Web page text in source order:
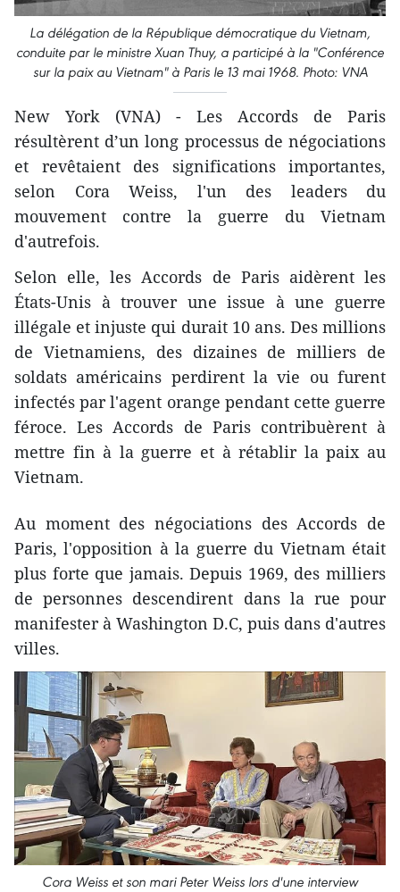
La délégation de la République démocratique du Vietnam,
conduite par le ministre Xuan Thuy, a participé à la "Conférence
sur la paix au Vietnam" à Paris le 13 mai 1968. Photo: VNA
New York (VNA) - Les Accords de Paris
résultèrent d’un long processus de négociations
et revêtaient des significations importantes,
selon Cora Weiss, l'un des leaders du
mouvement contre la guerre du Vietnam
d'autrefois.
Selon elle, les Accords de Paris aidèrent les
États-Unis à trouver une issue à une guerre
illégale et injuste qui durait 10 ans. Des millions
de Vietnamiens, des dizaines de milliers de
soldats américains perdirent la vie ou furent
infectés par l'agent orange pendant cette guerre
féroce. Les Accords de Paris contribuèrent à
mettre fin à la guerre et à rétablir la paix au
Vietnam.
Au moment des négociations des Accords de
Paris, l'opposition à la guerre du Vietnam était
plus forte que jamais. Depuis 1969, des milliers
de personnes descendirent dans la rue pour
manifester à Washington D.C, puis dans d'autres
villes.
Cora Weiss et son mari Peter Weiss lors d'une interview